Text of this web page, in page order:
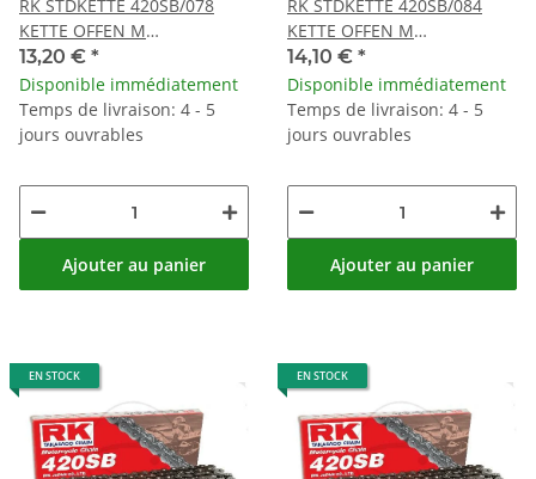
RK STDKETTE 420SB/078
KETTE OFFEN M
CLIPSCHLOSS
13,20 € *
Disponible immédiatement
Temps de livraison: 4 - 5
jours ouvrables
Ajouter au panier
RK STDKETTE 420SB/084
KETTE OFFEN M
CLIPSCHLOSS
14,10 € *
Disponible immédiatement
Temps de livraison: 4 - 5
jours ouvrables
Ajouter au panier
EN STOCK EN STOCK